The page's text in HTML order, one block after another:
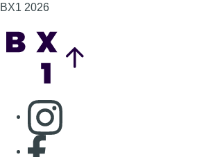
BX1 2026
Consulter page Instagram
Consulter page Facebook